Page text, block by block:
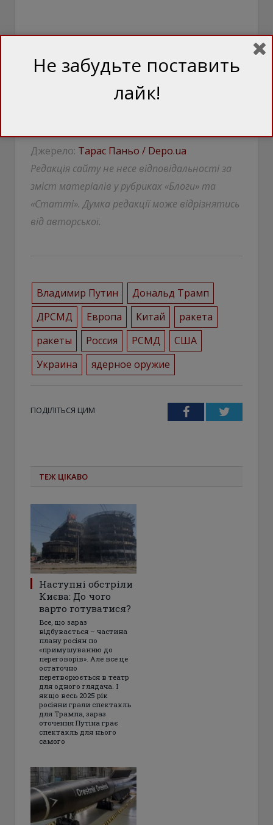
Джерело: Тарас Паньо / Depo.ua
Редакція сайту не несе відповідальності за
зміст матеріалів у рубриках «Блоги» та
«Статті». Думка редакції може відрізнятись
від авторської.
Владимир Путин
Дональд Трамп
ДРСМД
Европа Китай
ракета
ракеты
Россия РСМД
США
Украина
ядерное оружие
ПОДІЛІТЬСЯ ЦИМ FacebookTwitter
ТЕЖ ЦІКАВО
Наступні обстріли
Києва: До чого
варто готуватися?
Все, що зараз
відбувається – частина
плану росіян по
«примушуванню до
переговорів». Але все це
остаточно
перетворюється в театр
для одного глядача. І
якщо весь 2025 рік
росіяни грали спектакль
для Трампа, зараз
оточення Путіна грає
спектакль для нього
самого
Не забудьте поставить
лайк!